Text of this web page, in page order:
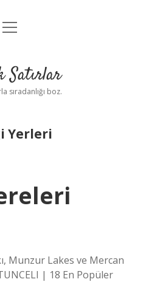
Uyarı
menüyü
Satırlar
sıradanlığı boz.
Yerleri
Munzur Lakes ve Mercan
| 18 En Popüler